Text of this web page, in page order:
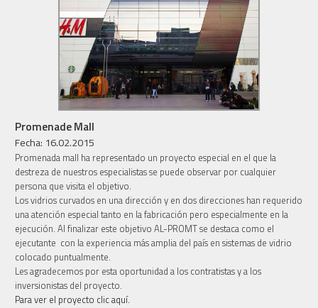
Promenade Mall
Fecha: 16.02.2015
Promenada mall ha representado un proyecto especial en el que la
destreza de nuestros especialistas se puede observar por cualquier
persona que visita el objetivo.
Los vidrios curvados en una dirección y en dos direcciones han requerido
una atención especial tanto en la fabricación pero especialmente en la
ejecución. Al finalizar este objetivo AL-PROMT se destaca como el
ejecutante con la experiencia más amplia del país en sistemas de vidrio
colocado puntualmente.
Les agradecemos por esta oportunidad a los contratistas y a los
inversionistas del proyecto.
Para ver el proyecto clic aquí.